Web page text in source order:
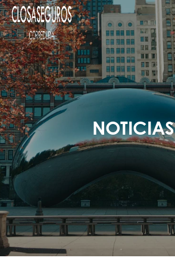
NOTICIAS